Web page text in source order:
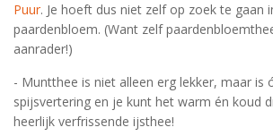
Puur. Je hoeft dus niet zelf op zoek te gaan
paardenbloem. (Want zelf
aanrader!)
- Muntthee is niet alleen erg lekker, maar is
spijsvertering en je kunt het warm én koud
heerlijk verfrissende ijsthee!